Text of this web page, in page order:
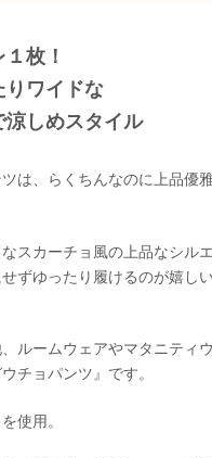
枚！
りワイドな
涼しめスタイル
は、らくちんなのに上品優
スカーチョ風の上品なシル
ずゆったり履けるのが嬉し
ルームウェアやマタニティ
チョパンツ』です。
使用。